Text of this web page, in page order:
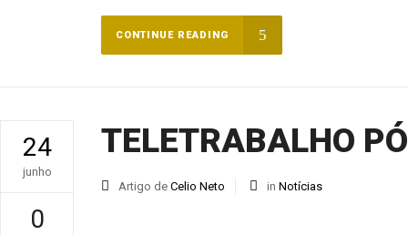
CONTINUE READING
24
junho
0
TELETRABALHO
Artigo de Celio Neto in Notícias